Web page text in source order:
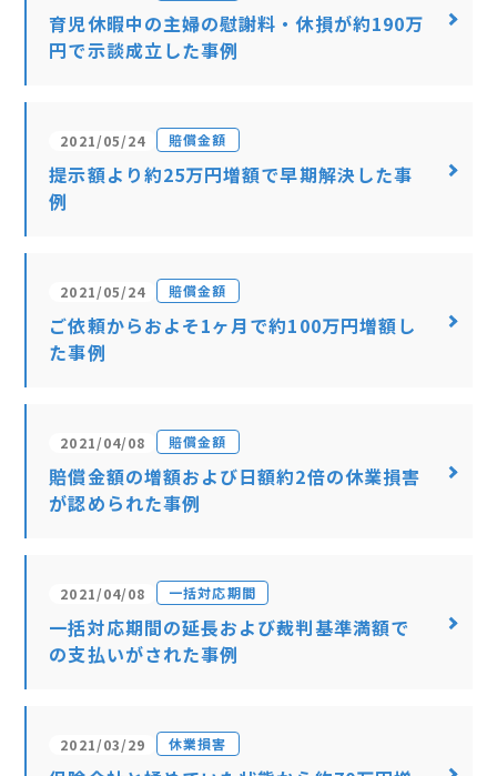
育児休暇中の主婦の慰謝料・休損が約190万
円で示談成立した事例
2021/05/24 賠償金額
提示額より約25万円増額で早期解決した事
例
2021/05/24 賠償金額
ご依頼からおよそ1ヶ月で約100万円増額し
た事例
2021/04/08 賠償金額
賠償金額の増額および日額約2倍の休業損害
が認められた事例
2021/04/08 一括対応期間
一括対応期間の延長および裁判基準満額で
の支払いがされた事例
2021/03/29 休業損害